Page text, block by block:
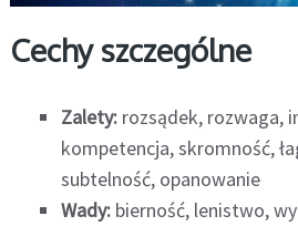
Cechy szczególne
Zalety: rozsądek, rozwaga,
kompetencja, skromność,
subtelność, opanowanie
Wady: bierność, lenistwo,